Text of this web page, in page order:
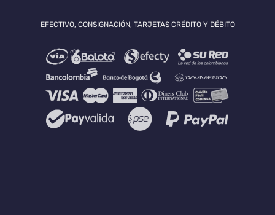
EFECTIVO, CONSIGNACIÓN, TARJETAS CRÉDITO Y DÉBITO